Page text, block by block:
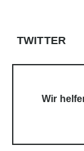
TWITTER
Wir